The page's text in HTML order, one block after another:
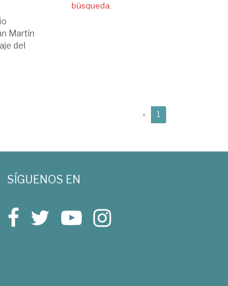
Martín
del
búsqueda.
« 1
SÍGUENOS EN